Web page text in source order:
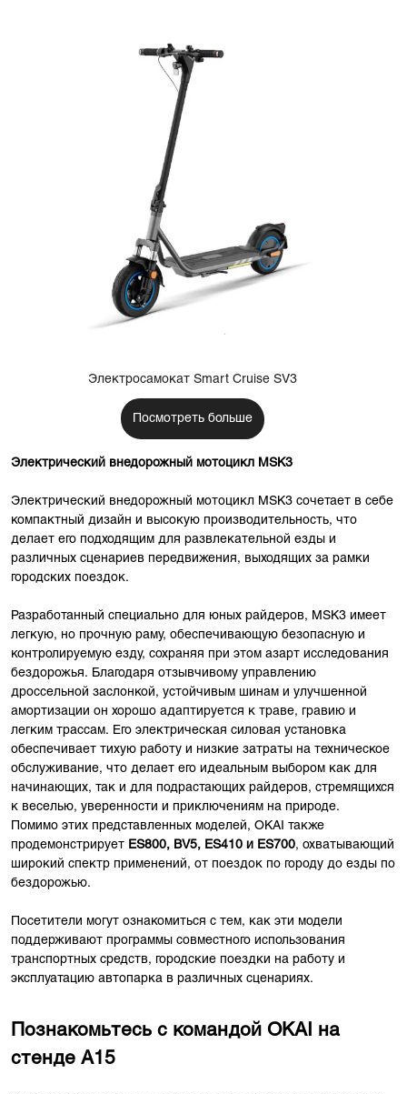
Электросамокат Smart Cruise SV3
Посмотреть больше
Электрический внедорожный мотоцикл MSK3
Электрический внедорожный мотоцикл MSK3 сочетает в себе
компактный дизайн и высокую производительность, что
делает его подходящим для развлекательной езды и
различных сценариев передвижения, выходящих за рамки
городских поездок.
Разработанный специально для юных райдеров, MSK3 имеет
легкую, но прочную раму, обеспечивающую безопасную и
контролируемую езду, сохраняя при этом азарт исследования
бездорожья. Благодаря отзывчивому управлению
дроссельной заслонкой, устойчивым шинам и улучшенной
амортизации он хорошо адаптируется к траве, гравию и
легким трассам. Его электрическая силовая установка
обеспечивает тихую работу и низкие затраты на техническое
обслуживание, что делает его идеальным выбором как для
начинающих, так и для подрастающих райдеров, стремящихся
к веселью, уверенности и приключениям на природе.
Помимо этих представленных моделей, OKAI также
продемонстрирует ES800, BV5, ES410 и ES700, охватывающий
широкий спектр применений, от поездок по городу до езды по
бездорожью.
Посетители могут ознакомиться с тем, как эти модели
поддерживают программы совместного использования
транспортных средств, городские поездки на работу и
эксплуатацию автопарка в различных сценариях.
Познакомьтесь с командой OKAI на
стенде A15